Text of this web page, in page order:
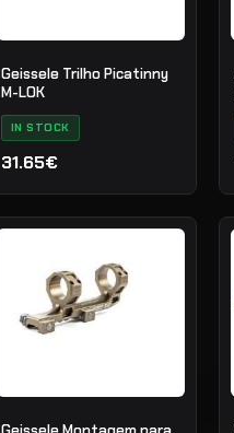
Geissele Trilho Picatinny
M-LOK
IN STOCK
31.65€